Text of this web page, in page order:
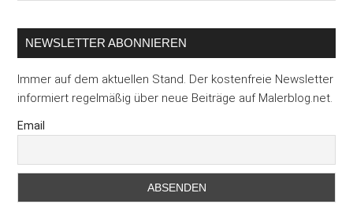
NEWSLETTER ABONNIEREN
Immer auf dem aktuellen Stand. Der kostenfreie Newsletter
informiert regelmäßig über neue Beiträge auf Malerblog.net.
Email